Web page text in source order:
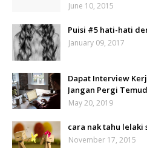
June 10, 2015
Puisi #5 hati-hati
January 09, 2017
Dapat Interview
Jangan Pergi
May 20, 2019
cara nak tahu lelaki
November 17, 2015